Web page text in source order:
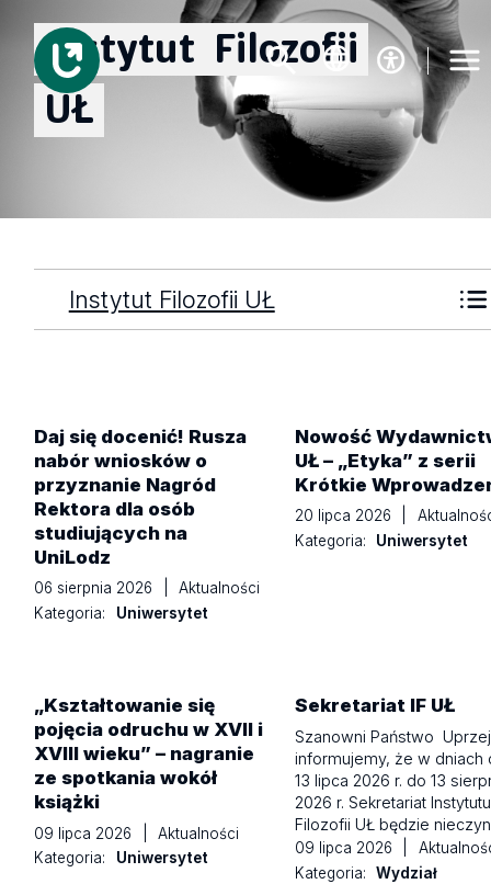
Instytut Filozofii
UŁ
Instytut Filozofii UŁ
Daj się docenić! Rusza
nabór wniosków o
przyznanie Nagród
Rektora dla osób
studiujących na
UniLodz
06 sierpnia 2026
Aktualności
Kategoria:
Uniwersytet
Nowość
UŁ – „Etyka” z serii
Krótkie
20 lipca 2026
Kategoria:
Uniwersytet
„Kształtowanie się
pojęcia odruchu w XVII i
XVIII wieku” – nagranie
ze spotkania wokół
książki
09 lipca 2026
Aktualności
Kategoria:
Uniwersytet
Sekretariat IF UŁ
Szanowni Państwo
informujemy, że w dniach
13 lipca 2026 r. do 13
2026 r. Sekretariat Instytutu
Filozofii UŁ będzie
09 lipca 2026
Kategoria:
Wydział